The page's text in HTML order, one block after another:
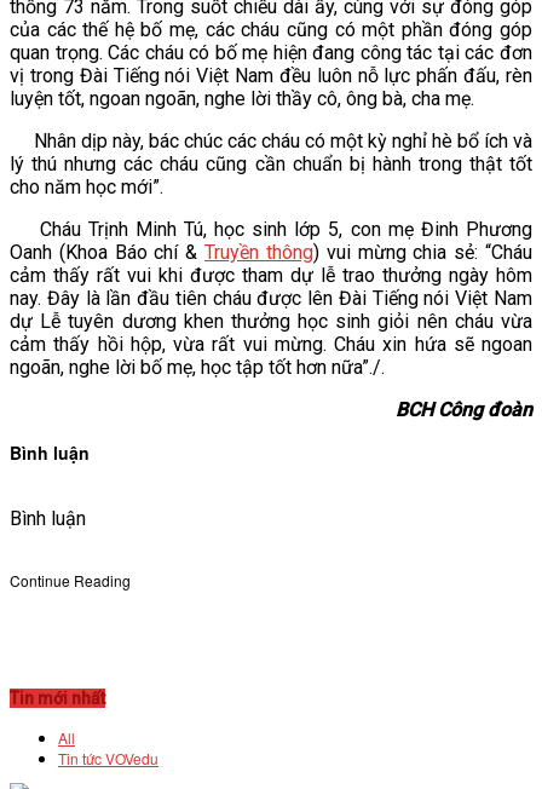
thống 73 năm. Trong suốt chiều dài ấy, cùng với sự đóng góp
của các thế hệ bố mẹ, các cháu cũng có một phần đóng góp
quan trọng. Các cháu có bố mẹ hiện đang công tác tại các đơn
vị trong Đài Tiếng nói Việt Nam đều luôn nỗ lực phấn đấu, rèn
luyện tốt, ngoan ngoãn, nghe lời thầy cô, ông bà, cha mẹ.
Nhân dịp này, bác chúc các cháu có một kỳ nghỉ hè bổ ích và
lý thú nhưng các cháu cũng cần chuẩn bị hành trong thật tốt
cho năm học mới”.
Cháu Trịnh Minh Tú, học sinh lớp 5, con mẹ Đinh Phương
Oanh (Khoa Báo chí &Truyền thông) vui mừng chia sẻ: “Cháu
cảm thấy rất vui khi được tham dự lễ trao thưởng ngày hôm
nay. Đây là lần đầu tiên cháu được lên Đài Tiếng nói Việt Nam
dự Lễ tuyên dương khen thưởng học sinh giỏi nên cháu vừa
cảm thấy hồi hộp, vừa rất vui mừng. Cháu xin hứa sẽ ngoan
ngoãn, nghe lời bố mẹ, học tập tốt hơn nữa”./.
BCH Công đoàn
Bình luận
Bình luận
Continue Reading
Tin mới nhất
All
Tin tức VOVedu